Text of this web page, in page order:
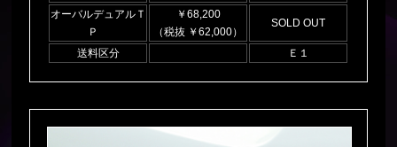
オーバルデュアルＴ
Ｐ
￥68,200
（税抜 ￥62,000）
SOLD OUT
送料区分 Ｅ１